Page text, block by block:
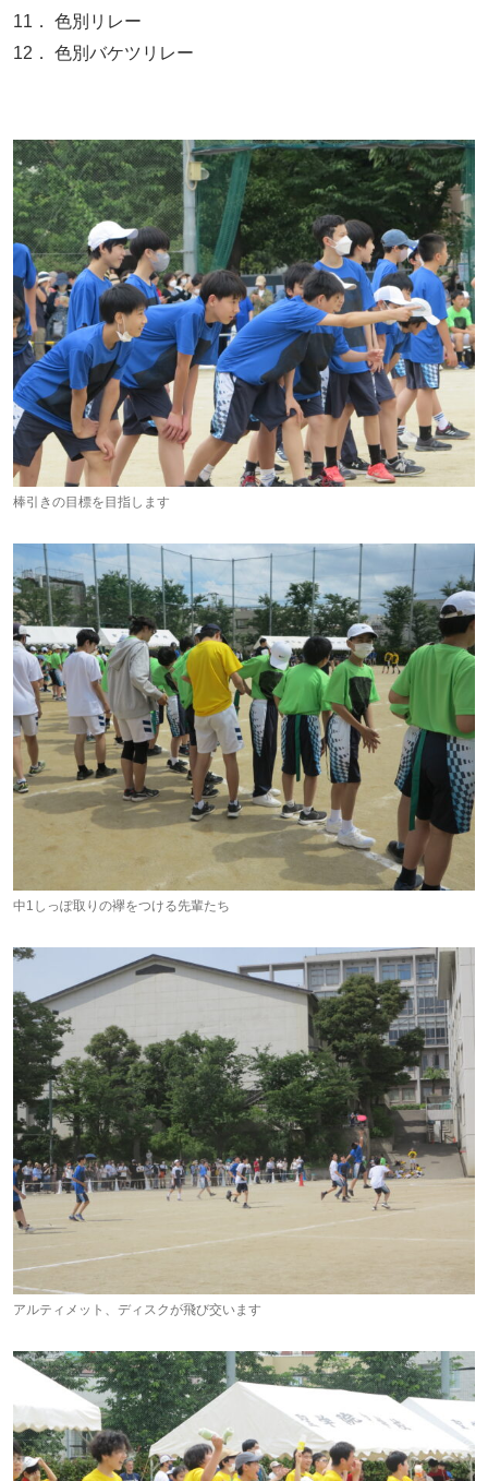
11． 色別リレー
12． 色別バケツリレー
棒引きの目標を目指します
中1しっぽ取りの襷をつける先輩たち
アルティメット、ディスクが飛び交います